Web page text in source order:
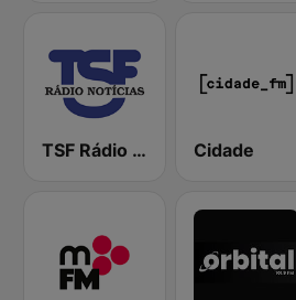
TSF Rádio Notícias Cidade